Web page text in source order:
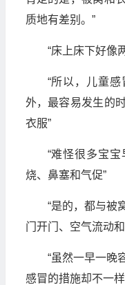
质地有差别。”
“床上床下好像
“所以，儿童
外，最容易发生的
衣服”
“难怪很多宝
烧、鼻塞和气促”
“是的，都与被
门开门、空气流动
“虽然一早一晚
感冒的措施却不一样